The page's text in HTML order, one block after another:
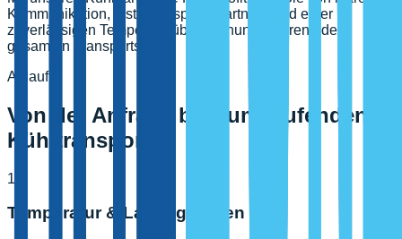
Kommunikation, festen Ansprechpartnern und einer
zuverlässigen Temperaturüberwachung während des
gesamten Transports.
Ablauf
Von der Anfrage bis zum laufenden
Kühltransport
1
Temperatur & Ladung prüfen